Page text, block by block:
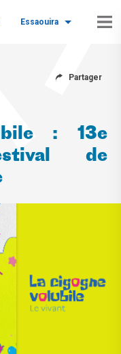
Essaouira
Partager
: 13e
de